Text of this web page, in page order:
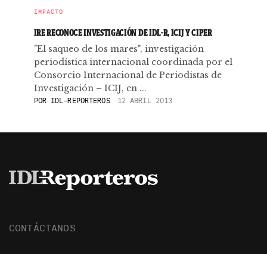
IMPACTO
IRE RECONOCE INVESTIGACIÓN DE IDL-R, ICIJ Y CIPER
"El saqueo de los mares", investigación
periodística internacional coordinada por el
Consorcio Internacional de Periodistas de
Investigación – ICIJ, en ...
POR IDL-REPORTEROS 12 ABRIL 2013
CONTÁCTANOS